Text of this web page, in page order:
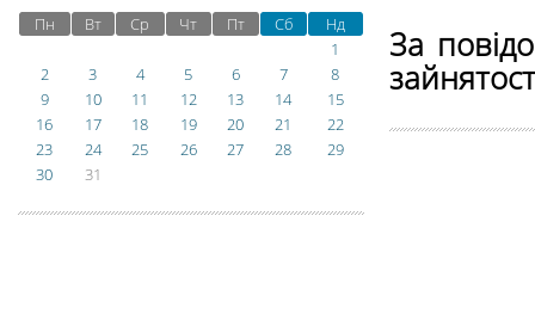
За
Пн Вт Ср Чт Пт Сб
Нд
1
2
3 4 5 6 7
8
9
10 11 12 13 14
15
16
17 18 19 20 21
22
23
24 25 26 27 28
29
30
31